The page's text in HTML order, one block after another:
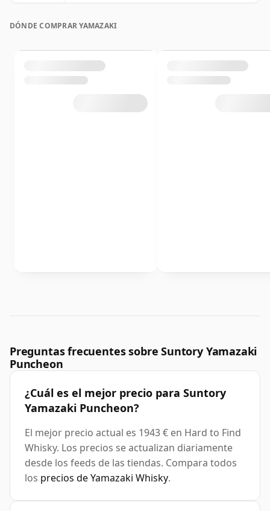
DÓNDE COMPRAR YAMAZAKI
Preguntas frecuentes sobre Suntory Yamazaki
Puncheon
¿Cuál es el mejor precio para Suntory
Yamazaki Puncheon?
El mejor precio actual es 1943 € en Hard to Find
Whisky. Los precios se actualizan diariamente
desde los feeds de las tiendas. Compara todos
los precios de Yamazaki Whisky.